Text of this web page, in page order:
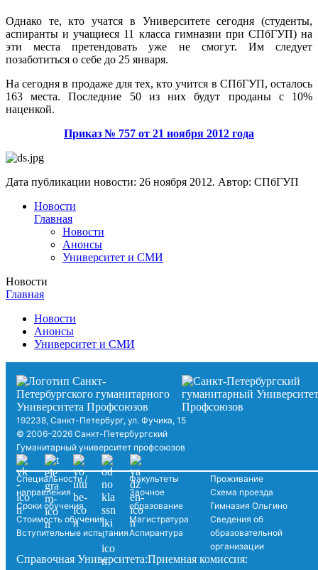
Однако те, кто учатся в Университете сегодня (студенты,
аспиранты и учащиеся 11 класса гимназии при СПбГУП) на
эти места претендовать уже не смогут. Им следует
позаботиться о себе до 25 января.
На сегодня в продаже для тех, кто учится в СПбГУП, осталось
163 места. Последние 50 из них будут проданы с 10%
наценкой.
Приказ № 757 от 21 ноября 2012 года
Дата публикации новости: 26 ноября 2012. Автор: СПбГУП
Новости
Главная
Новости
Анонсы
Университет и СМИ
Новости
Главная
Новости
Анонсы
Университет и СМИ
192238, Санкт-Петербург, ул. Фучика, 15
© 2006–2026 Санкт-Петербургский
Гуманитарный университет профсоюзов
Специальности /
направления
Сроки обучения
Стоимость обучения
Вступительные испытания
Факультеты
Заочное
образование
Магистратура
Аспирантура
Проживание
Схема проезда
Гимназия Ольгино
Сведения об
образовательной
организации
Справочная Университета:Приемная комиссия: